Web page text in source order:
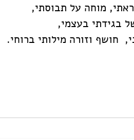
מוחה על תבוסתי,
בגידתי בעצמי,
חושף וזורה מילותי ברוחי.